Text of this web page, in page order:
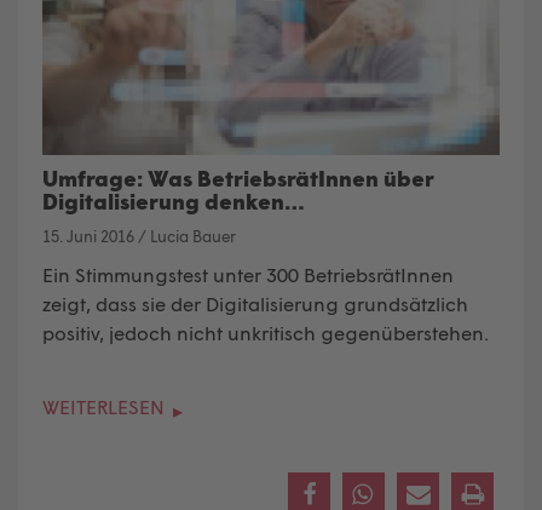
Umfrage: Was BetriebsrätInnen über
Digitalisierung denken…
15. Juni 2016 / Lucia Bauer
Ein Stimmungstest unter 300 BetriebsrätInnen
zeigt, dass sie der Digitalisierung grundsätzlich
positiv, jedoch nicht unkritisch gegenüberstehen.
WEITERLESEN